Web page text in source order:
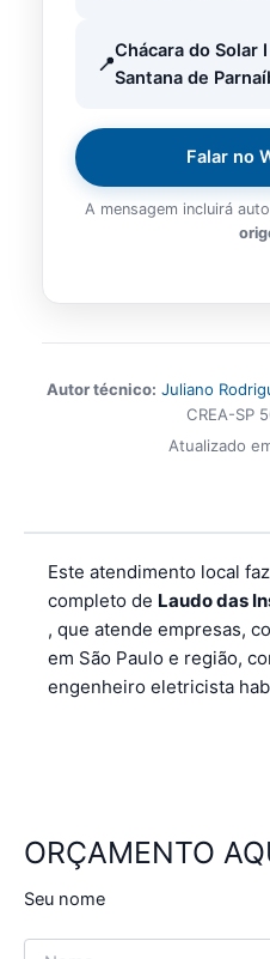
Chácara do Solar
Santana de
Falar no
A mensagem incluirá
Autor técnico: Juliano
CREA-SP
Atualizado
Este atendimento local
completo de Laudo das
, que atende empresas,
em São Paulo e região,
engenheiro eletricista
ORÇAMENTO
Seu nome